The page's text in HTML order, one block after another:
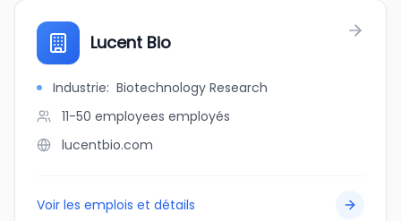
Lucent Bio
Industrie: Biotechnology Research
11-50 employees employés
lucentbio.com
Voir les emplois et détails